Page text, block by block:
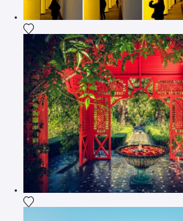
Ajouter la photographie à ma